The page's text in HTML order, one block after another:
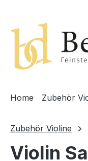
Home Zubehör
Zubehör Violine
Violin